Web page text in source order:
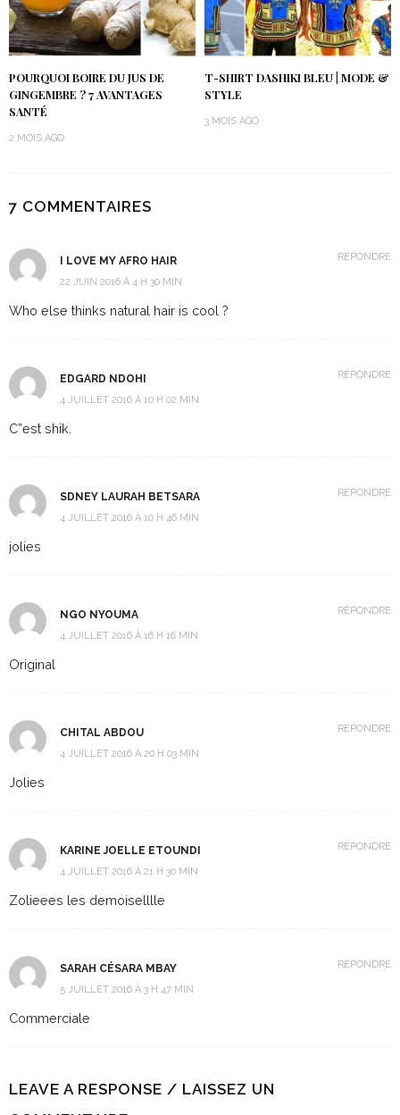
POURQUOI BOIRE DU JUS DE
GINGEMBRE ? 7 AVANTAGES
SANTÉ
2 MOIS AGO
T-SHIRT DASHIKI BLEU | MODE &
STYLE
3 MOIS AGO
7 COMMENTAIRES
I LOVE MY AFRO HAIR
22 JUIN 2016 À 4 H 30 MIN
Who else thinks natural hair is cool ?
RÉPONDRE
EDGARD NDOHI
4 JUILLET 2016 À 10 H 02 MIN
C”est shik.
RÉPONDRE
SDNEY LAURAH BETSARA
4 JUILLET 2016 À 10 H 46 MIN
jolies
RÉPONDRE
NGO NYOUMA
4 JUILLET 2016 À 16 H 16 MIN
Original
RÉPONDRE
CHITAL ABDOU
4 JUILLET 2016 À 20 H 03 MIN
Jolies
RÉPONDRE
KARINE JOELLE ETOUNDI
4 JUILLET 2016 À 21 H 30 MIN
Zolieees les demoiselllle
RÉPONDRE
SARAH CÉSARA MBAY
5 JUILLET 2016 À 3 H 47 MIN
Commerciale
RÉPONDRE
LEAVE A RESPONSE / LAISSEZ UN